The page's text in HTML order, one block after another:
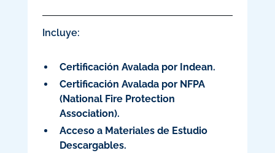
Incluye:
Certificación Avalada por Indean.
Certificación Avalada por NFPA
(National Fire Protection
Association).
Acceso a Materiales de Estudio
Descargables.